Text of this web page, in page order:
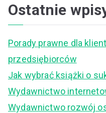
Ostatnie
Porady prawne dla
przedsiębiorców
Jak wybrać książki o
Wydawnictwo
Wydawnictwo rozwój